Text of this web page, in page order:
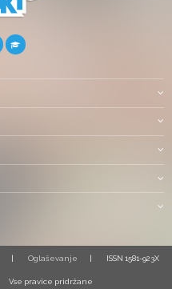
Oglaševanje ISSN 1581-923X
Vse pravice pridržane